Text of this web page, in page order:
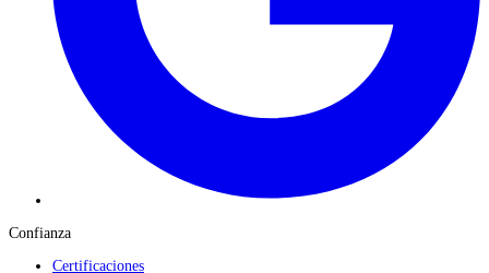
Confianza
Certificaciones